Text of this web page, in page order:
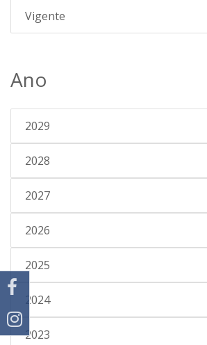
Vigente
Ano
2029
2028
2027
2026
2025
2024
2023